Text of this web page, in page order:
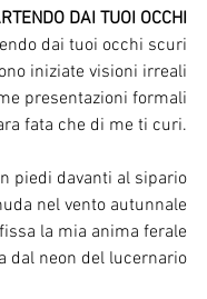
DAI TUOI OCCHI
dai tuoi occhi scuri
iniziate visioni irreali
presentazioni formali
fata che di me ti curi.
piedi davanti al sipario
nel vento autunnale
la mia anima ferale
dal neon del lucernario